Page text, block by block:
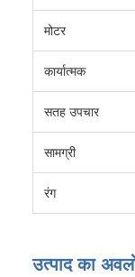
मोटर
कार्यात्मक
सतह उपचार
सामग्री
रंग
उत्पाद का